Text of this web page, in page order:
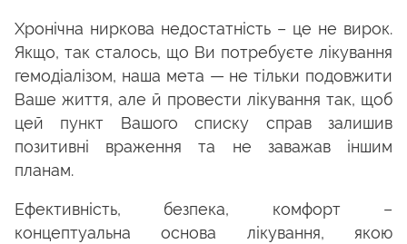
Хронічна ниркова недостатність – це не вирок.
Якщо, так сталось, що Ви потребуєте лікування
гемодіалізом, наша мета — не тільки подовжити
Ваше життя, але й провести лікування так, щоб
цей пункт Вашого списку справ залишив
позитивні враження та не заважав іншим
планам.
Ефективність, безпека, комфорт –
концептуальна основа лікування, якою